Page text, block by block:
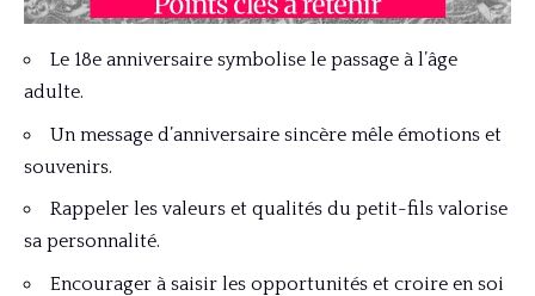
Le 18e anniversaire symbolise le passage à l’âge
adulte.
Un message d’anniversaire sincère mêle émotions et
souvenirs.
Rappeler les valeurs et qualités du petit-fils valorise
sa personnalité.
Encourager à saisir les opportunités et croire en soi